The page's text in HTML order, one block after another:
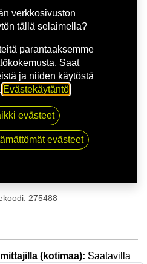
86T WESTLAKE Z-506 XL
WESTLAKE Z-
275488
(kotimaa): Saatavilla
verkkosivuston
tällä selaimella?
parantaaksemme
Saat
ja niiden käytöstä
Evästekäytäntö
evästeet
evästeet